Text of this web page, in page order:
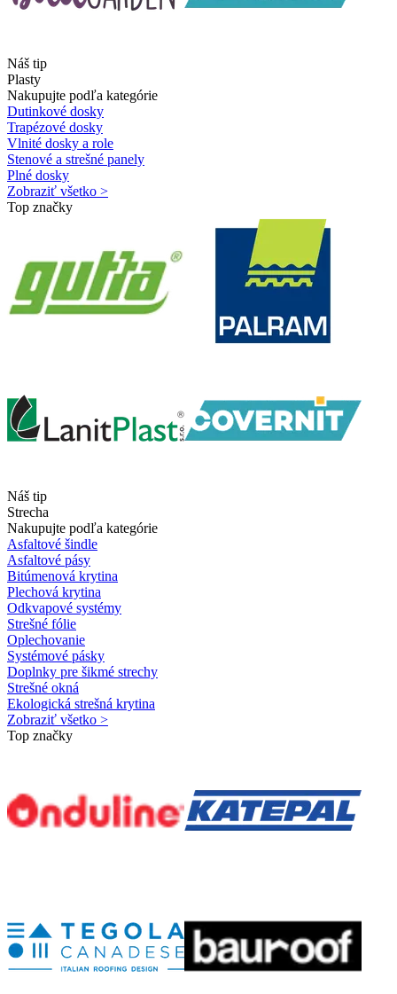
Náš tip
Plasty
Nakupujte podľa kategórie
Dutinkové dosky
Trapézové dosky
Vlnité dosky a role
Stenové a strešné panely
Plné dosky
Zobraziť všetko >
Top značky
Náš tip
Strecha
Nakupujte podľa kategórie
Asfaltové šindle
Asfaltové pásy
Bitúmenová krytina
Plechová krytina
Odkvapové systémy
Strešné fólie
Oplechovanie
Systémové pásky
Doplnky pre šikmé strechy
Strešné okná
Ekologická strešná krytina
Zobraziť všetko >
Top značky